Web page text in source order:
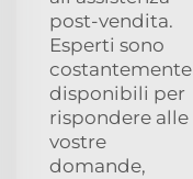
post-vendita.
Esperti sono
costantemente
disponibili per
rispondere alle
vostre
domande,